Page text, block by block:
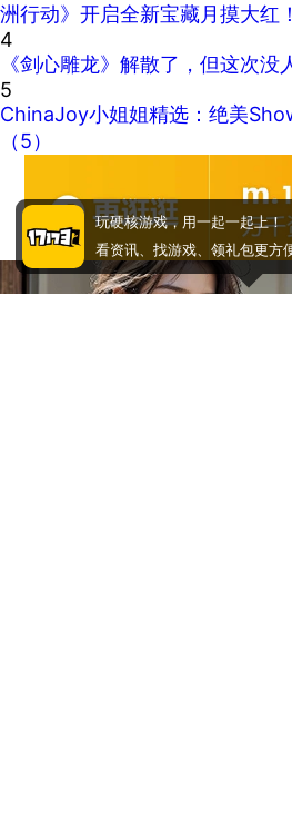
洲行动》开启全新宝藏月摸大红！
4
《剑心雕龙》解散了，但这次没
5
ChinaJoy小姐姐精选：绝美
（5）
玩硬核游戏，用一起一起上！
看资讯、找游戏、领礼包更方